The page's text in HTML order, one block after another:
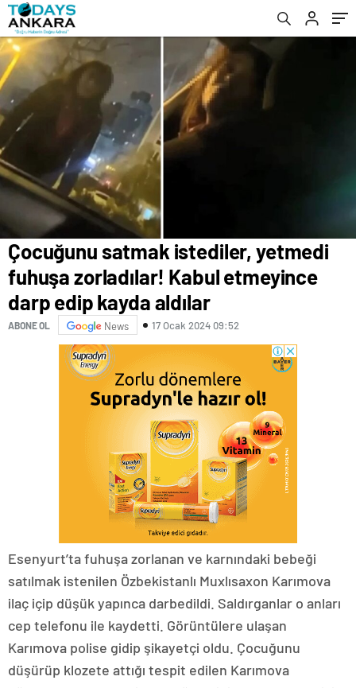
aldılar
Çocuğunu satmak istediler, yetmedi
fuhuşa zorladılar! Kabul etmeyince
darp edip kayda aldılar
ABONE OL News 17 Ocak 2024 09:52
Esenyurt’ta fuhuşa zorlanan ve karnındaki bebeği
satılmak istenilen Özbekistanlı Muxlısaxon Karımova
ilaç içip düşük yapınca darbedildi. Saldırganlar o anları
cep telefonu ile kaydetti. Görüntülere ulaşan
Karımova polise gidip şikayetçi oldu. Çocuğunu
düşürüp klozete attığı tespit edilen Karımova
görüntüler ortaya çıktı